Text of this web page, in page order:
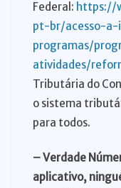
Federal: https://
pt-br/acesso-a-
programas/
atividades/
Tributária do
o sistema
para todos.
– Verdade
aplicativo,